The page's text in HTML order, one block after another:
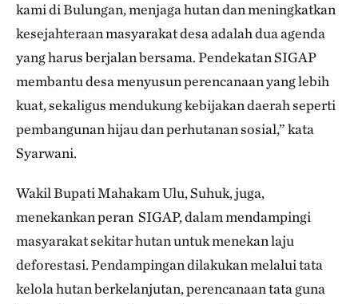
kami di Bulungan, menjaga hutan dan meningkatkan
kesejahteraan masyarakat desa adalah dua agenda
yang harus berjalan bersama. Pendekatan SIGAP
membantu desa menyusun perencanaan yang lebih
kuat, sekaligus mendukung kebijakan daerah seperti
pembangunan hijau dan perhutanan sosial,” kata
Syarwani.
Wakil Bupati Mahakam Ulu, Suhuk, juga,
menekankan peran SIGAP, dalam mendampingi
masyarakat sekitar hutan untuk menekan laju
deforestasi. Pendampingan dilakukan melalui tata
kelola hutan berkelanjutan, perencanaan tata guna